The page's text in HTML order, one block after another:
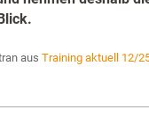
aus Training aktuell 12/